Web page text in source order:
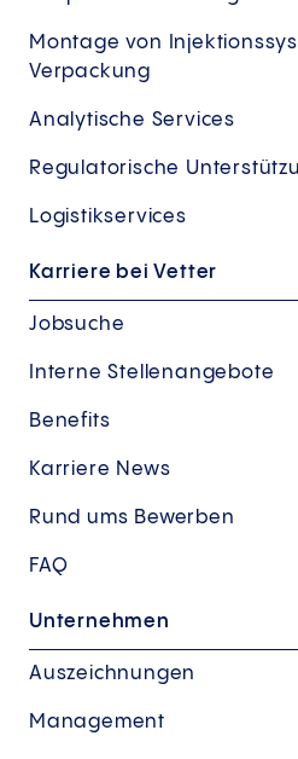
Montage von
Verpackung
Analytische Services
Regulatorische
Logistikservices
Karriere bei Vetter
Jobsuche
Interne Stellenangebote
Benefits
Karriere News
Rund ums Bewerben
FAQ
Unternehmen
Auszeichnungen
Management